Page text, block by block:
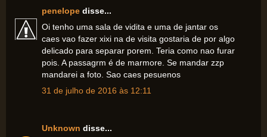
penelope disse...
Oi tenho uma sala de vidita e uma de jantar os
caes vao fazer xixi na de visita gostaria de por algo
delicado para separar porem. Teria como nao furar
pois. A passagrm é de marmore. Se mandar zzp
mandarei a foto. Sao caes pesuenos
31 de julho de 2016 às 12:11
Unknown disse...